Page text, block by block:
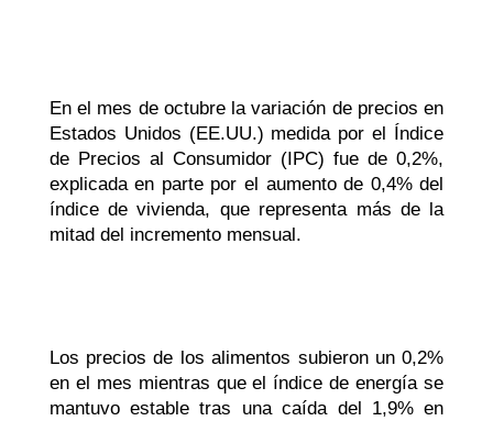
En el mes de octubre la variación de precios en
Estados Unidos (EE.UU.) medida por el Índice
de Precios al Consumidor (IPC) fue de 0,2%,
explicada en parte por el aumento de 0,4% del
índice de vivienda, que representa más de la
mitad del incremento mensual.
Los precios de los alimentos subieron un 0,2%
en el mes mientras que el índice de energía se
mantuvo estable tras una caída del 1,9% en